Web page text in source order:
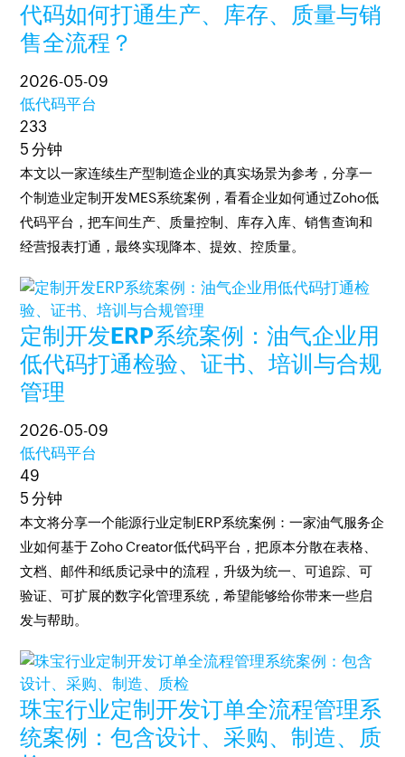
代码如何打通生产、库存、质量与销
售全流程？
2026-05-09
低代码平台
233
5 分钟
本文以一家连续生产型制造企业的真实场景为参考，分享一
个制造业定制开发MES系统案例，看看企业如何通过Zoho低
代码平台，把车间生产、质量控制、库存入库、销售查询和
经营报表打通，最终实现降本、提效、控质量。
定制开发ERP系统案例：油气企业用
低代码打通检验、证书、培训与合规
管理
2026-05-09
低代码平台
49
5 分钟
本文将分享一个能源行业定制ERP系统案例：一家油气服务企
业如何基于 Zoho Creator低代码平台，把原本分散在表格、
文档、邮件和纸质记录中的流程，升级为统一、可追踪、可
验证、可扩展的数字化管理系统，希望能够给你带来一些启
发与帮助。
珠宝行业定制开发订单全流程管理系
统案例：包含设计、采购、制造、质